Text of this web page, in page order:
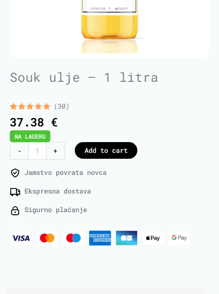
Souk ulje – 1 litra
Rated5.00
out of 5
based on
30
customer
ratings
(30)
37.38 €
NA LAGERU
-
Oil
-
Liter
+ Add to cart
Jamstvo povrata novca
Ekspresna dostava
Sigurno plaćanje